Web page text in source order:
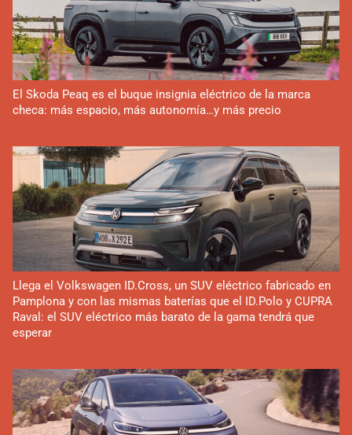
El Skoda Peaq es el buque insignia eléctrico de la marca
checa: más espacio, más autonomía…y más precio
Llega el Volkswagen ID.Cross, un SUV eléctrico fabricado en
Pamplona y con las mismas baterías que el ID.Polo y CUPRA
Raval: el SUV eléctrico más barato de la gama tendrá que
esperar